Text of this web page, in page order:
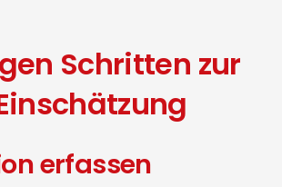
Schritten zur
erfassen